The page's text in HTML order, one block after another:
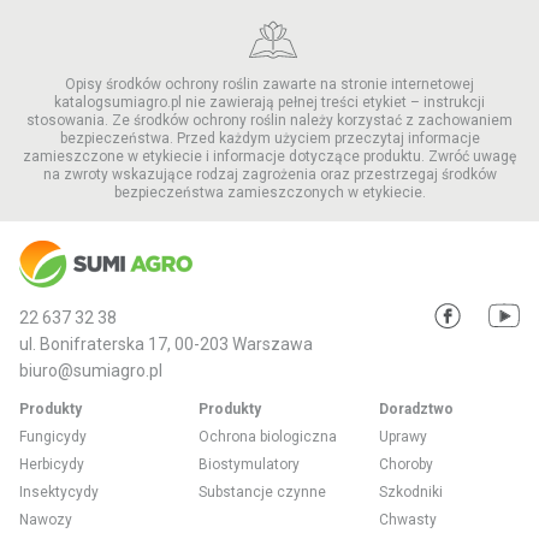
Opisy środków ochrony roślin zawarte na stronie internetowej
katalogsumiagro.pl nie zawierają pełnej treści etykiet – instrukcji
stosowania. Ze środków ochrony roślin należy korzystać z zachowaniem
bezpieczeństwa. Przed każdym użyciem przeczytaj informacje
zamieszczone w etykiecie i informacje dotyczące produktu. Zwróć uwagę
na zwroty wskazujące rodzaj zagrożenia oraz przestrzegaj środków
bezpieczeństwa zamieszczonych w etykiecie.
22 637 32 38
ul. Bonifraterska 17, 00-203 Warszawa
biuro@sumiagro.pl
Produkty
Fungicydy
Herbicydy
Insektycydy
Nawozy
Produkty
Ochrona biologiczna
Biostymulatory
Substancje czynne
Doradztwo
Uprawy
Choroby
Szkodniki
Chwasty